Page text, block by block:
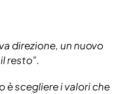
direzione, un nuovo
resto”.
è scegliere i valori che